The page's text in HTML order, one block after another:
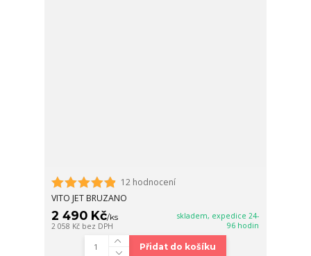
12 hodnocení
VITO JET BRUZANO
2 490 Kč/ks
2 058 Kč bez DPH
skladem, expedice 24-
96 hodin
Přidat do košíku